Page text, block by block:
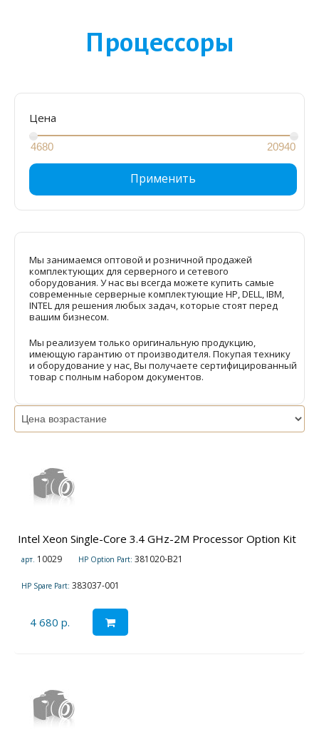
Процессоры
Цена
Применить
Мы занимаемся оптовой и розничной продажей
комплектующих для серверного и сетевого
оборудования. У нас вы всегда можете купить самые
современные серверные комплектующие HP, DELL, IBM,
INTEL для решения любых задач, которые стоят перед
вашим бизнесом.
Мы реализуем только оригинальную продукцию,
имеющую гарантию от производителя. Покупая технику
и оборудование у нас, Вы получаете сертифицированный
товар с полным набором документов.
Intel Xeon Single-Core 3.4 GHz-2M Processor Option Kit
арт. 10029 HP Option Part: 381020-B21
HP Spare Part: 383037-001
4 680 р.